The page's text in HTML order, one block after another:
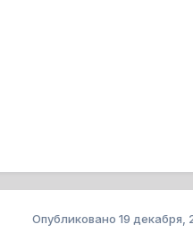
Опубликовано 19 декабря,